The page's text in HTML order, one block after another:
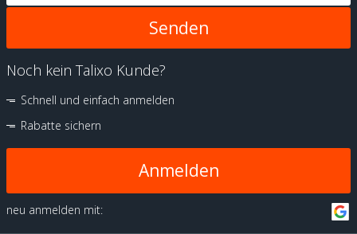
Noch kein Talixo Kunde?
Schnell und einfach anmelden
Rabatte sichern
Anmelden
neu anmelden mit: